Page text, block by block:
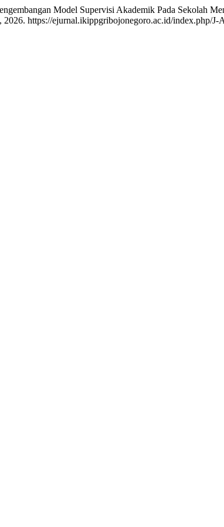
Model Supervisi Akademik Pada Sekolah
2026. https://ejurnal.ikippgribojonegoro.ac.id/index.php/